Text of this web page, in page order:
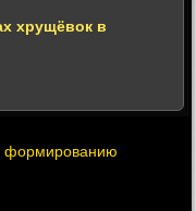
хрущёвок в
формированию